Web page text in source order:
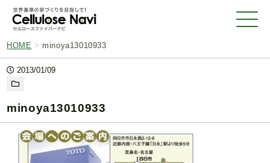
HOME > minoya13010933
2013/01/09
minoya13010933